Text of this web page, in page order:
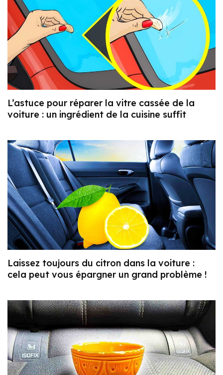
L’astuce pour réparer la vitre cassée de la
voiture : un ingrédient de la cuisine suffit
Laissez toujours du citron dans la voiture :
cela peut vous épargner un grand problème !